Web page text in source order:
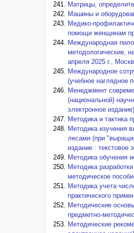
Матрицы,
Машины и
Медико-
помощи женщинам
Международная
методологические,
апреля 2025 г.,
Международное
(учебное наглядное
Менеджмент
(национальной)
электронное
Методика и тактика
Методика изучения
лесами (при
издание : текстовое
Методика обучения
Методика
методическое
Методика учета
практического
Методические
предметно-
Методические